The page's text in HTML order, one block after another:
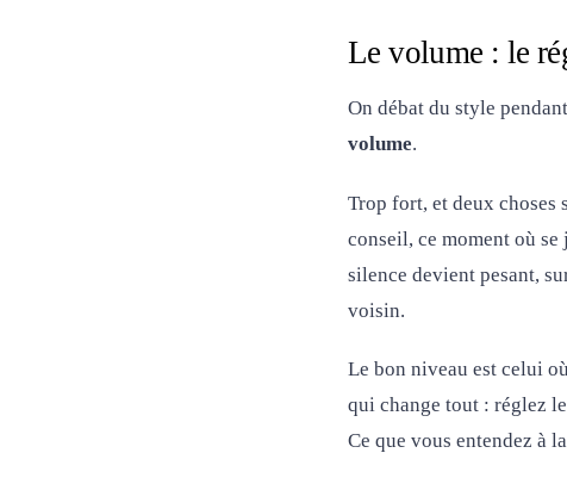
Le volume : le
On débat du style
volume.
Trop fort, et deux choses
conseil, ce moment où se
silence devient pesant,
voisin.
Le bon niveau est celui où
qui change tout : réglez
Ce que vous entendez à